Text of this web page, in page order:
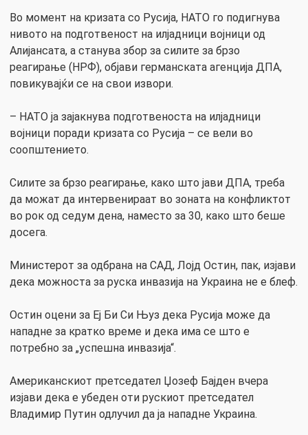
Во момент на кризата со Русија, НАТО го подигнува
нивото на подготвеност на илјадници војници од
Алијансата, а станува збор за силите за брзо
реагирање (НРФ), објави германската агенција ДПА,
повикувајќи се на свои извори.
– НАТО ја зајакнува подготвеноста на илјадници
војници поради кризата со Русија – се вели во
соопштението.
Силите за брзо реагирање, како што јави ДПА, треба
да можат да интервенираат во зоната на конфликтот
во рок од седум дена, наместо за 30, како што беше
досега.
Министерот за одбрана на САД, Лојд Остин, пак, изјави
дека можноста за руска инвазија на Украина не е блеф.
Остин оцени за Еј Би Си Њуз дека Русија може да
нападне за кратко време и дека има се што е
потребно за „успешна инвазија“.
Американскиот претседател Џозеф Бајден вчера
изјави дека е убеден оти рускиот претседател
Владимир Путин одлучил да ја нападне Украина.